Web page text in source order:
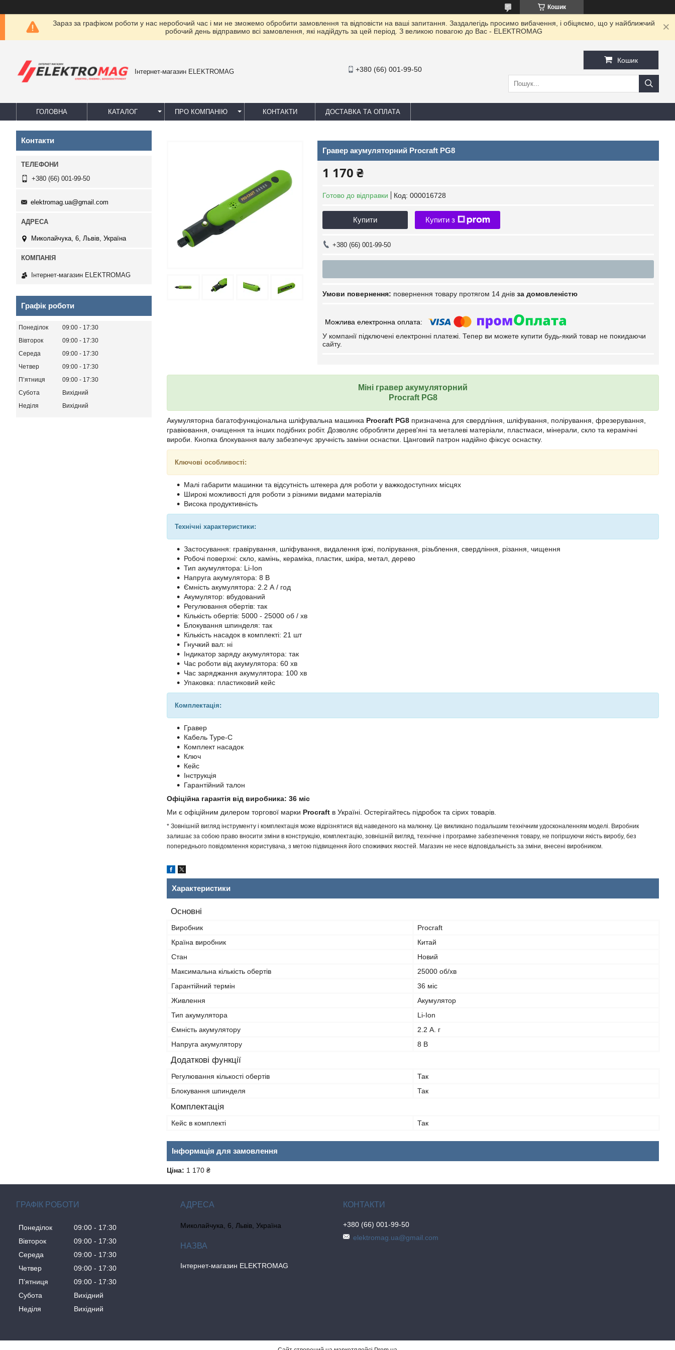
Кошик
Зараз за графіком роботи у нас неробочий час і ми не зможемо обробити замовлення та відповісти на ваші запитання. Заздалегідь просимо вибачення, і обіцяємо, що у найближчий
робочий день відправимо всі замовлення, які надійдуть за цей період. З великою повагою до Ваc - ELEKTROMAG
Інтернет-магазин ELEKTROMAG +380 (66) 001-99-50
Кошик
ГОЛОВНА КАТАЛОГ ПРО КОМПАНІЮ КОНТАКТИ ДОСТАВКА ТА ОПЛАТА
Гравер акумуляторний Procraft PG8
1 170 ₴
Готово до відправки Код: 000016728
Купити Купити з
+380 (66) 001-99-50
повернення товару протягом 14 днів за домовленістю
У компанії підключені електронні платежі. Тепер ви можете купити будь-який товар не покидаючи
сайту.
Міні гравер акумуляторний
Procraft PG8
Акумуляторна багатофункціональна шліфувальна машинка Procraft PG8 призначена для свердління, шліфування, полірування, фрезерування,
гравіювання, очищення та інших подібних робіт. Дозволяє обробляти дерев'яні та металеві матеріали, пластмаси, мінерали, скло та керамічні
вироби. Кнопка блокування валу забезпечує зручність заміни оснастки. Цанговий патрон надійно фіксує оснастку.
Ключові особливості:
Малі габарити машинки та відсутність штекера для роботи у важкодоступних місцях
Широкі можливості для роботи з різними видами матеріалів
Висока продуктивність
Технічні характеристики:
Застосування: гравірування, шліфування, видалення іржі, полірування, різьблення, свердління, різання, чищення
Робочі поверхні: скло, камінь, кераміка, пластик, шкіра, метал, дерево
Тип акумулятора: Li-Ion
Напруга акумулятора: 8 В
Ємність акумулятора: 2.2 А / год
Акумулятор: вбудований
Регулювання обертів: так
Кількість обертів: 5000 - 25000 об / хв
Блокування шпинделя: так
Кількість насадок в комплекті: 21 шт
Гнучкий вал: ні
Індикатор заряду акумулятора: так
Час роботи від акумулятора: 60 хв
Час заряджання акумулятора: 100 хв
Упаковка: пластиковий кейс
Комплектація:
Гравер
Кабель Type-C
Комплект насадок
Ключ
Кейс
Інструкція
Гарантійний талон
Офіційна гарантія від виробника: 36 міс
Ми є офіційним дилером торгової марки Procraft в Україні. Остерігайтесь підробок та сірих товарів.
* Зовнішній вигляд інструменту і комплектація може відрізнятися від наведеного на малюнку. Це викликано подальшим технічним удосконаленням моделі. Виробник
залишає за собою право вносити зміни в конструкцію, комплектацію, зовнішній вигляд, технічне і програмне забезпечення товару, не погіршуючи якість виробу, без
попереднього повідомлення користувача, з метою підвищення його споживчих якостей. Магазин не несе відповідальність за зміни, внесені виробником.
Характеристики
Основні
Виробник
Procraft
Країна виробник
Китай
Стан
Новий
Максимальна кількість обертів
25000 об/хв
Гарантійний термін
36 міс
Живлення
Акумулятор
Тип акумулятора
Li-Ion
Ємність акумулятору
2.2 А. г
Напруга акумулятору
8 В
Додаткові функції
Регулювання кількості обертів
Так
Блокування шпинделя
Так
Комплектація
Кейс в комплекті Так
Інформація для замовлення
Ціна: 1 170 ₴
Контакти
+380 (66) 001-99-50
elektromag.ua@gmail.com
Миколайчука, 6, Львів, Україна
Інтернет-магазин ELEKTROMAG
Графік роботи
Понеділок 09:00
17:30
Вівторок
09:00
17:30
Середа
09:00
17:30
Четвер
09:00
17:30
Пʼятниця
09:00
17:30
Субота
Вихідний
Неділя
Вихідний
ГРАФІК РОБОТИ
Понеділок 09:00
17:30
Вівторок
09:00
17:30
Середа
09:00
17:30
Четвер
09:00
17:30
Пʼятниця
09:00
17:30
Субота
Вихідний
Неділя
Вихідний
Миколайчука, 6, Львів, Україна
Інтернет-магазин ELEKTROMAG
+380 (66) 001-99-50
elektromag.ua@gmail.com